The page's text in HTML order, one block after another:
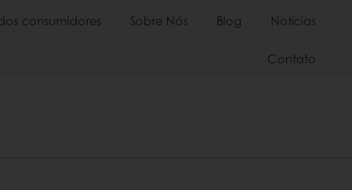
consumidores Sobre Nós Blog Notícias
Contato